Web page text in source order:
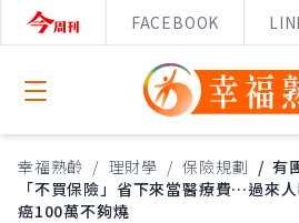
FACEBOOK
Open menu
幸福熟齡 / 理財學 / 保險規劃 / 有
「不買保險」省下來當醫療費…過來
癌100萬不夠燒